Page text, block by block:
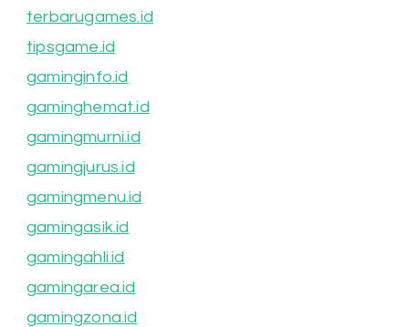
terbarugames.id
tipsgame.id
gaminginfo.id
gaminghemat.id
gamingmurni.id
gamingjurus.id
gamingmenu.id
gamingasik.id
gamingahli.id
gamingarea.id
gamingzona.id